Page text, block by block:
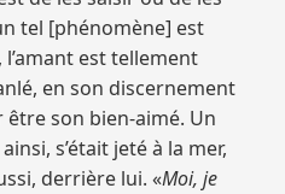
tel [phénomène] est
est tellement
en son discernement
être son bien-aimé. Un
s’était jeté à la mer,
derrière lui. «Moi, je